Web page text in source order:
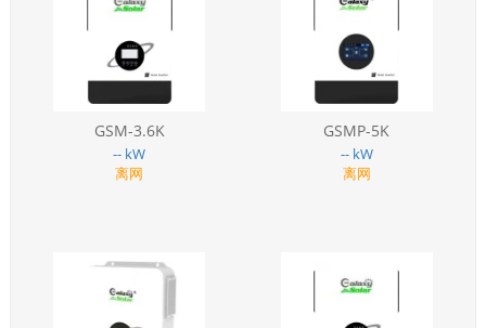
GSM-3.6K
-- kW
离网
GSMP-5K
-- kW
离网